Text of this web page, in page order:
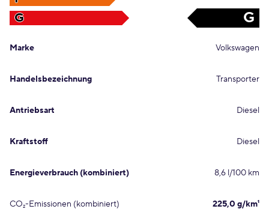
G
G
Marke Volkswagen
Handelsbezeichnung Transporter
Antriebsart Diesel
Kraftstoff Diesel
Energieverbrauch (kombiniert) 8,6 l/100 km
CO₂-Emissionen (kombiniert) 225,0 g/km¹